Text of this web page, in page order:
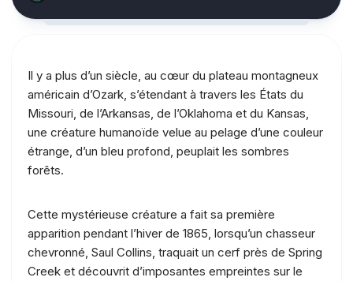
Il y a plus d’un siècle, au cœur du plateau montagneux
américain d’Ozark, s’étendant à travers les États du
Missouri, de l’Arkansas, de l’Oklahoma et du Kansas,
une créature humanoïde velue au pelage d’une couleur
étrange, d’un bleu profond, peuplait les sombres
forêts.
Cette mystérieuse créature a fait sa première
apparition pendant l’hiver de 1865, lorsqu’un chasseur
chevronné, Saul Collins, traquait un cerf près de Spring
Creek et découvrit d’imposantes empreintes sur le